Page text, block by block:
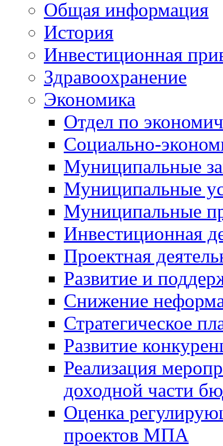
Общая информация
История
Инвестиционная
Здравоохранение
Экономика
Отдел по
Социально-
Муниципальные
Муниципальные
Муниципальные
Инвестиционная
Проектная
Развитие и
Снижение
Стратегическое
Развитие
Реализация
доходной части
Оценка
проектов МПА